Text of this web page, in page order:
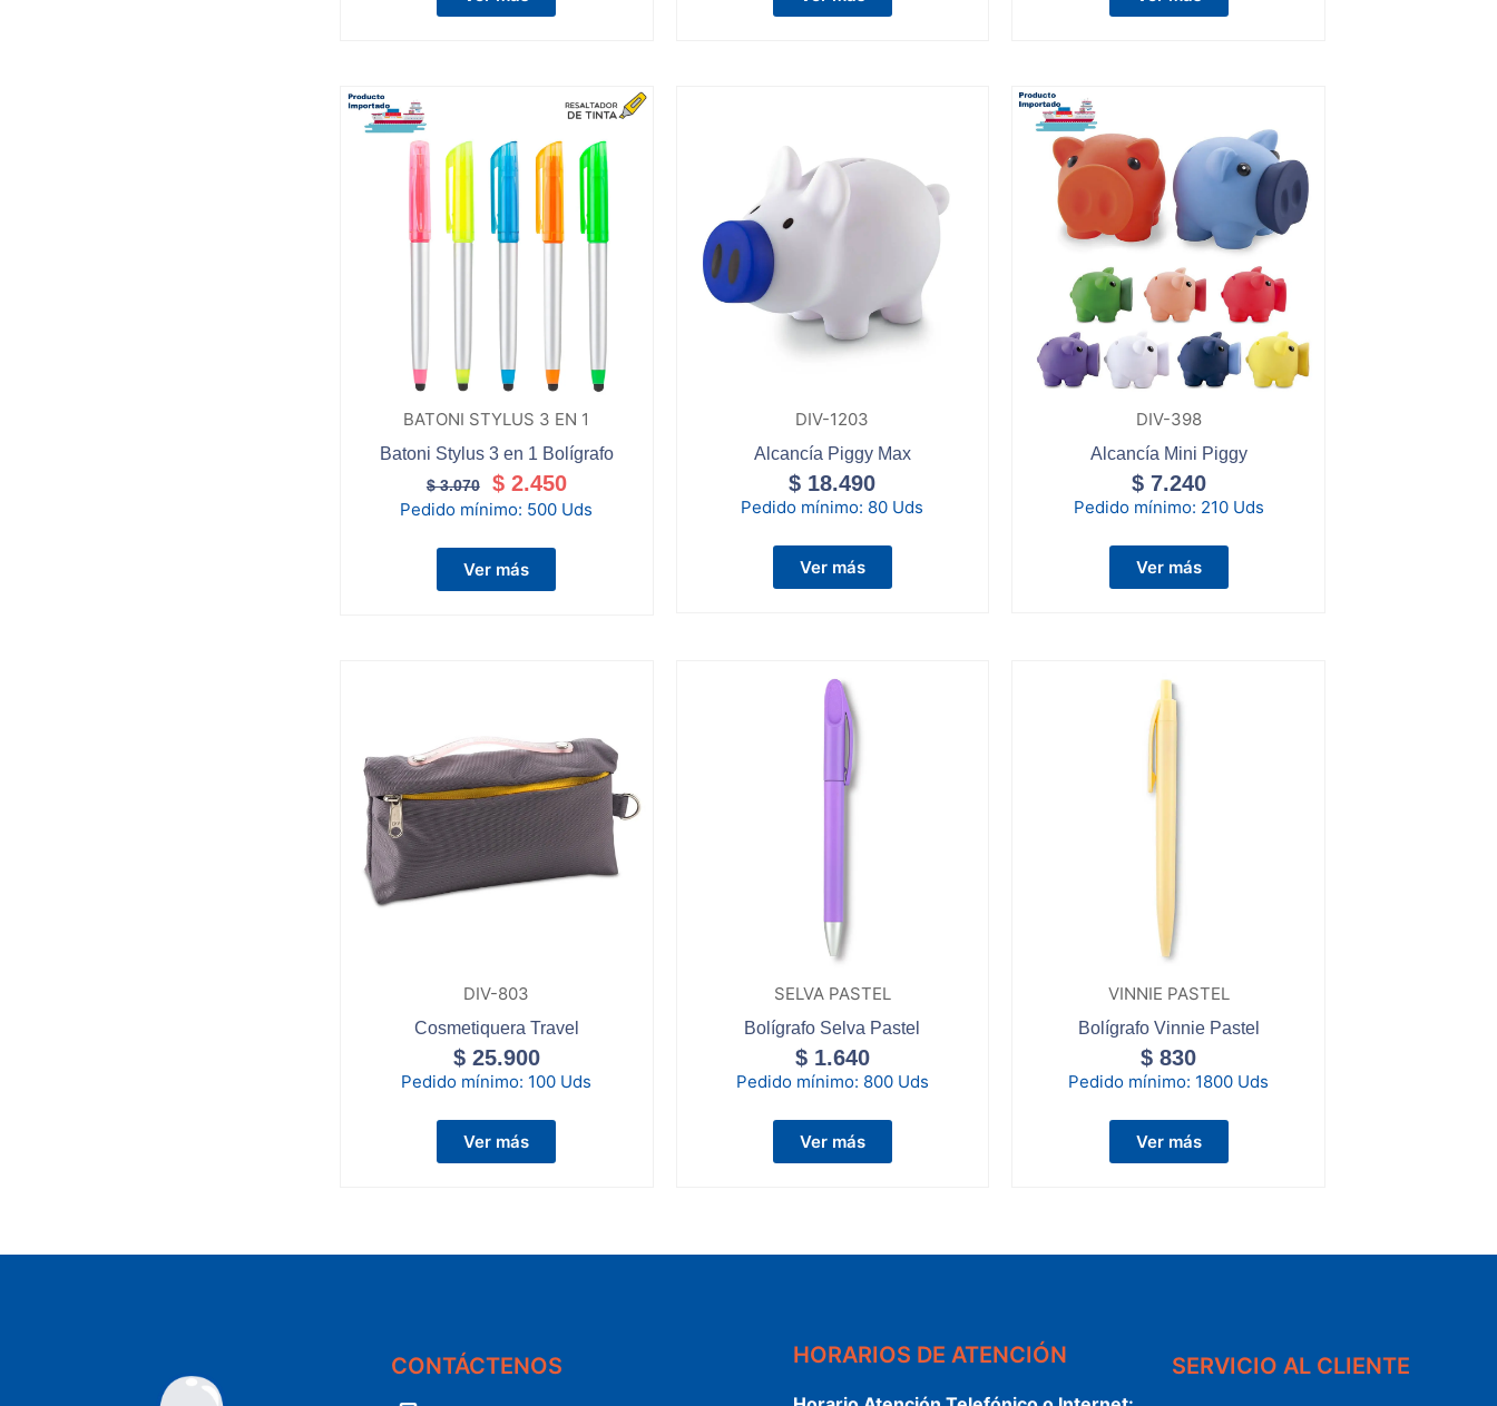
BATONI STYLUS 3 EN 1
Batoni Stylus 3 en 1 Bolígrafo
$3.070 $2.450
Pedido mínimo: 500 Uds
Ver más
DIV-1203
Alcancía Piggy Max
$ 18.490
Pedido mínimo: 80 Uds
Ver más
DIV-398
Alcancía Mini Piggy
$7.240
Pedido mínimo: 210 Uds
Ver más
DIV-803
Cosmetiquera Travel
$25.900
Pedido mínimo: 100 Uds
Ver más
SELVA PASTEL
Bolígrafo Selva Pastel
$1.640
Pedido mínimo: 800 Uds
Ver más
VINNIE PASTEL
Bolígrafo Vinnie Pastel
$ 830
Pedido mínimo: 1800 Uds
Ver más
CONTÁCTENOS HORARIOS DE ATENCIÓN SERVICIO AL CLIENTE